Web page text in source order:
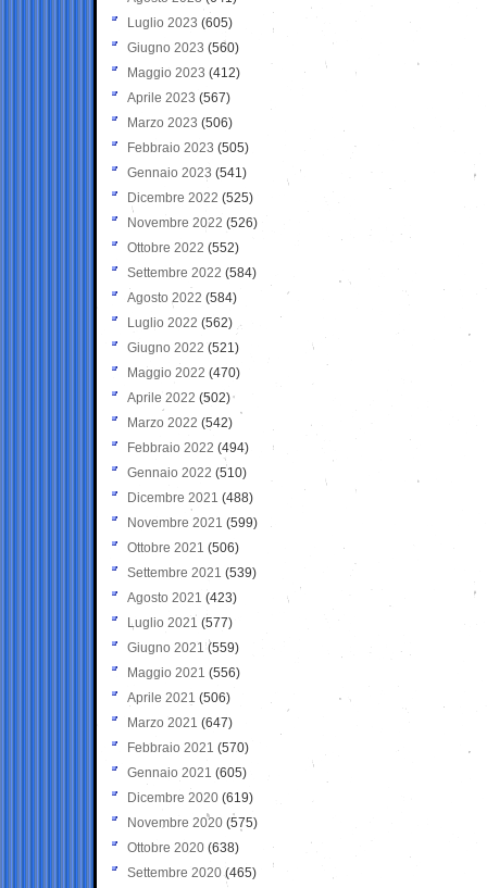
Luglio 2023 (605)
Giugno 2023 (560)
Maggio 2023 (412)
Aprile 2023 (567)
Marzo 2023 (506)
Febbraio 2023 (505)
Gennaio 2023 (541)
Dicembre 2022 (525)
Novembre 2022 (526)
Ottobre 2022 (552)
Settembre 2022 (584)
Agosto 2022 (584)
Luglio 2022 (562)
Giugno 2022 (521)
Maggio 2022 (470)
Aprile 2022 (502)
Marzo 2022 (542)
Febbraio 2022 (494)
Gennaio 2022 (510)
Dicembre 2021 (488)
Novembre 2021 (599)
Ottobre 2021 (506)
Settembre 2021 (539)
Agosto 2021 (423)
Luglio 2021 (577)
Giugno 2021(559)
Maggio 2021 (556)
Aprile 2021 (506)
Marzo 2021 (647)
Febbraio 2021 (570)
Gennaio 2021 (605)
Dicembre 2020 (619)
Novembre 2020 (575)
Ottobre 2020 (638)
Settembre 2020(465)